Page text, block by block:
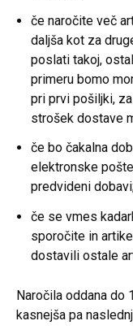
če naročite več
daljša kot za
poslati takoj,
primeru bomo
pri prvi pošiljki,
strošek dostave
če bo čakalna
elektronske
predvideni
če se vmes
sporočite in
dostavili ostale
Naročila oddana do
kasnejša pa